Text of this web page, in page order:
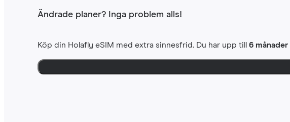
Ändrade planer? Inga problem alls!
Köp din Holafly eSIM med extra sinnesfrid. Du har upp till6 månader